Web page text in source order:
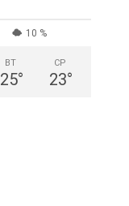
10 %
ВТ
25°
СР
23°